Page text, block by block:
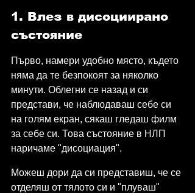
1. Влез в дисоциирано
състояние
Първо, намери удобно място, където
няма да те безпокоят за няколко
минути. Облегни се назад и си
представи, че наблюдаваш себе си
на голям екран, сякаш гледаш филм
за себе си. Това състояние в НЛП
наричаме "дисоциация".
Можеш дори да си представиш, че се
отделяш от тялото си и "плуваш"